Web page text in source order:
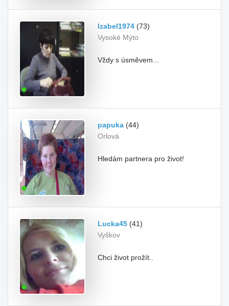
Izabel1974 (73)
Vysoké Mýto
Vždy s úsměvem...
papuka (44)
Orlová
Hledám partnera pro život!
Lucka45 (41)
Vyškov
Chci život prožít..